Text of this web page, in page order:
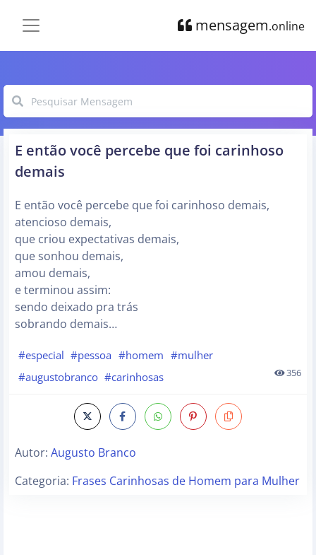
mensagem.online
E então você percebe que foi carinhoso
demais
E então você percebe que foi carinhoso demais,
atencioso demais,
que criou expectativas demais,
que sonhou demais,
amou demais,
e terminou assim:
sendo deixado pra trás
sobrando demais…
#especial #pessoa #homem #mulher
#augustobranco #carinhosas 356
Autor: Augusto Branco
Categoria: Frases Carinhosas de Homem para Mulher